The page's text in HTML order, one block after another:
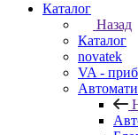
Каталог
Назад
Каталог
novatek
VA -